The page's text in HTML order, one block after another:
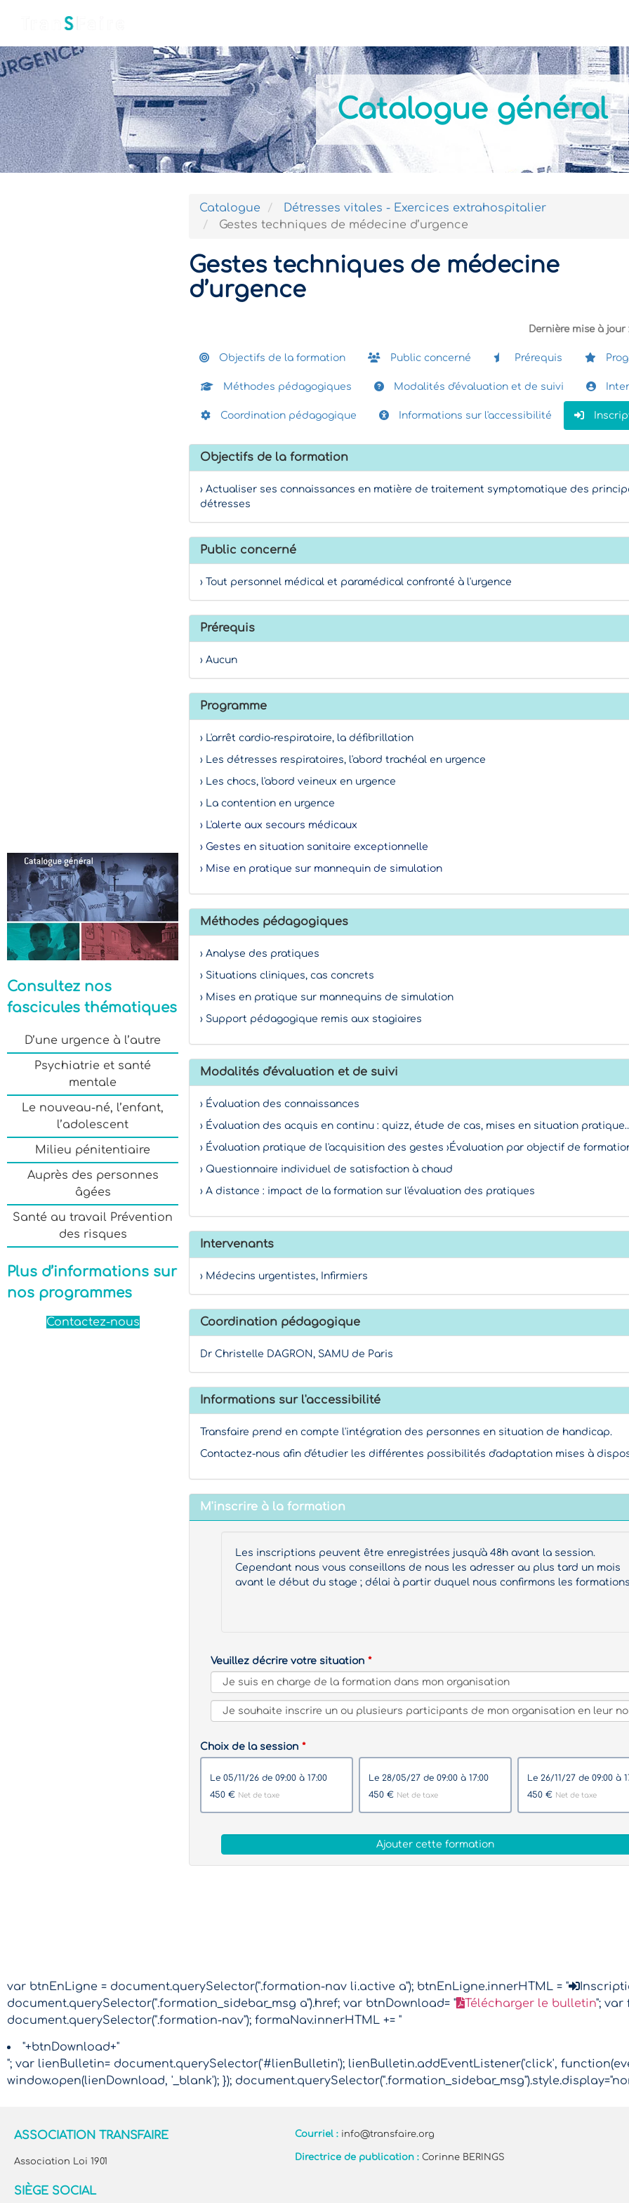
Catalogue général
Consultez nos
fascicules thématiques
D’une urgence à l’autre
Psychiatrie et santé
mentale
Le nouveau-né, l’enfant,
l’adolescent
Milieu pénitentiaire
Auprès des personnes
âgées
Santé au travail Prévention
des risques
Plus d’informations sur
nos programmes
Contactez-nous
Catalogue
Détresses vitales - Exercices extrahospitalier
Gestes techniques de médecine d’urgence
Gestes techniques de médecine
d’urgence
Dernière mise à jour
Objectifs de la formation Public concerné Prérequis
Méthodes pédagogiques Modalités d'évaluation et de suivi
Coordination pédagogique Informations sur l'accessibilité
Objectifs de la formation
› Actualiser ses connaissances en matière de traitement symptomatique des
détresses
Public concerné
› Tout personnel médical et paramédical confronté à l'urgence
Prérequis
› Aucun
Programme
› L'arrêt cardio-respiratoire, la défibrillation
› Les détresses respiratoires, l'abord trachéal en urgence
› Les chocs, l'abord veineux en urgence
› La contention en urgence
› L'alerte aux secours médicaux
› Gestes en situation sanitaire exceptionnelle
› Mise en pratique sur mannequin de simulation
Méthodes pédagogiques
› Analyse des pratiques
› Situations cliniques, cas concrets
› Mises en pratique sur mannequins de simulation
› Support pédagogique remis aux stagiaires
Modalités d'évaluation et de suivi
› Évaluation des connaissances
› Évaluation des acquis en continu : quizz, étude de cas, mises en situation
› Évaluation pratique de l'acquisition des gestes ›Évaluation par objectif de
› Questionnaire individuel de satisfaction à chaud
› A distance : impact de la formation sur l'évaluation des pratiques
Intervenants
› Médecins urgentistes, Infirmiers
Coordination pédagogique
Dr Christelle DAGRON, SAMU de Paris
Informations sur l'accessibilité
Transfaire prend en compte l'intégration des personnes en situation de handicap.
Contactez-nous afin d'étudier les différentes possibilités d'adaptation mises à
M'inscrire à la formation
Les inscriptions peuvent être enregistrées jusqu'à 48h avant la session.
Cependant nous vous conseillons de nous les adresser au plus tard un mois
avant le début du stage ; délai à partir duquel nous confirmons les
Veuillez décrire votre situation
Choix de la session
le 05/11/26 de 09:00 à 17:00
450 € Net de taxe
le 28/05/27 de 09:00 à 17:00
450 € Net de taxe
le 26/11/27 de 09:00
450 € Net de taxe
Ajouter cette formation
var btnEnLigne = document.querySelector(".formation-nav li.active a"); btnEnLigne.innerHTML = "
document.querySelector(".formation_sidebar_msg a").href; var btnDownload= "
Télécharger le bulletin"; var
document.querySelector(".formation-nav"); formaNav.innerHTML += "
"+btnDownload+"
"; var lienBulletin= document.querySelector('#lienBulletin'); lienBulletin.addEventListener('click',
window.open(lienDownload, '_blank'); });
ASSOCIATION TRANSFAIRE
Association Loi 1901
SIÈGE SOCIAL
Courriel : info@transfaire.org
Directrice de publication : Corinne BERINGS